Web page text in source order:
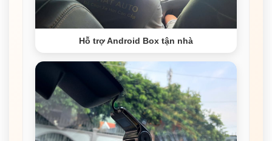
Hỗ trợ Android Box tận nhà